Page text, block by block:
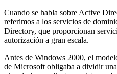
Cuando se habla sobre Active
referimos a los servicios de
Directory, que proporcionan
autorización a gran escala.
Antes de Windows 2000, el
de Microsoft obligaba a dividir